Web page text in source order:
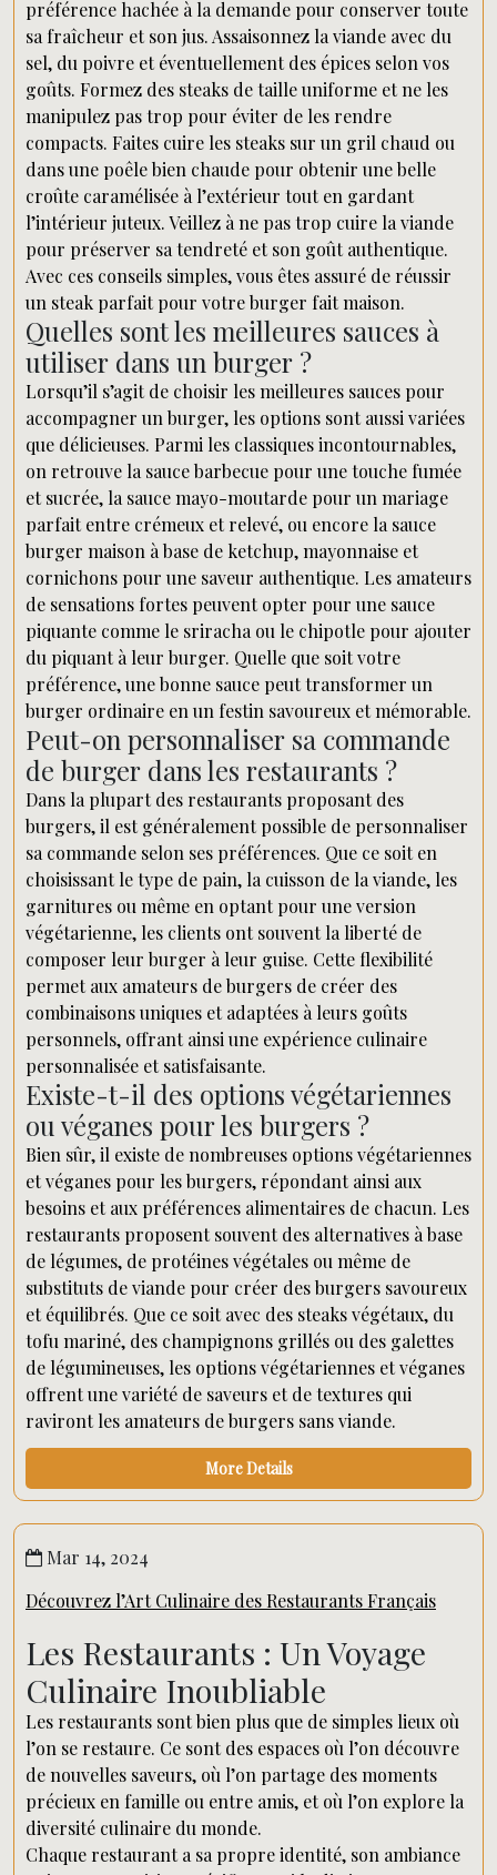
préférence hachée à la demande pour conserver toute
sa fraîcheur et son jus. Assaisonnez la viande avec du
sel, du poivre et éventuellement des épices selon vos
goûts. Formez des steaks de taille uniforme et ne les
manipulez pas trop pour éviter de les rendre
compacts. Faites cuire les steaks sur un gril chaud ou
dans une poêle bien chaude pour obtenir une belle
croûte caramélisée à l’extérieur tout en gardant
l’intérieur juteux. Veillez à ne pas trop cuire la viande
pour préserver sa tendreté et son goût authentique.
Avec ces conseils simples, vous êtes assuré de réussir
un steak parfait pour votre burger fait maison.
Quelles sont les meilleures sauces à
utiliser dans un burger ?
Lorsqu’il s’agit de choisir les meilleures sauces pour
accompagner un burger, les options sont aussi variées
que délicieuses. Parmi les classiques incontournables,
on retrouve la sauce barbecue pour une touche fumée
et sucrée, la sauce mayo-moutarde pour un mariage
parfait entre crémeux et relevé, ou encore la sauce
burger maison à base de ketchup, mayonnaise et
cornichons pour une saveur authentique. Les amateurs
de sensations fortes peuvent opter pour une sauce
piquante comme le sriracha ou le chipotle pour ajouter
du piquant à leur burger. Quelle que soit votre
préférence, une bonne sauce peut transformer un
burger ordinaire en un festin savoureux et mémorable.
Peut-on personnaliser sa commande
de burger dans les restaurants ?
Dans la plupart des restaurants proposant des
burgers, il est généralement possible de personnaliser
sa commande selon ses préférences. Que ce soit en
choisissant le type de pain, la cuisson de la viande, les
garnitures ou même en optant pour une version
végétarienne, les clients ont souvent la liberté de
composer leur burger à leur guise. Cette flexibilité
permet aux amateurs de burgers de créer des
combinaisons uniques et adaptées à leurs goûts
personnels, offrant ainsi une expérience culinaire
personnalisée et satisfaisante.
Existe-t-il des options végétariennes
ou véganes pour les burgers ?
Bien sûr, il existe de nombreuses options végétariennes
et véganes pour les burgers, répondant ainsi aux
besoins et aux préférences alimentaires de chacun. Les
restaurants proposent souvent des alternatives à base
de légumes, de protéines végétales ou même de
substituts de viande pour créer des burgers savoureux
et équilibrés. Que ce soit avec des steaks végétaux, du
tofu mariné, des champignons grillés ou des galettes
de légumineuses, les options végétariennes et véganes
offrent une variété de saveurs et de textures qui
raviront les amateurs de burgers sans viande.
More Details
Mar 14, 2024
Découvrez l’Art Culinaire des Restaurants Français
Les Restaurants : Un Voyage
Culinaire Inoubliable
Les restaurants sont bien plus que de simples lieux où
l’on se restaure. Ce sont des espaces où l’on découvre
de nouvelles saveurs, où l’on partage des moments
précieux en famille ou entre amis, et où l’on explore la
diversité culinaire du monde.
Chaque restaurant a sa propre identité, son ambiance